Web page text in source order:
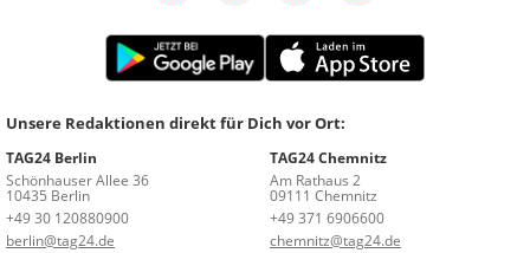
Unsere Redaktionen direkt für Dich vor Ort:
TAG24 Berlin
Schönhauser Allee 36
10435 Berlin
+49 30 120880900
berlin@tag24.de
TAG24 Chemnitz
Am Rathaus 2
09111 Chemnitz
+49 371 6906600
chemnitz@tag24.de